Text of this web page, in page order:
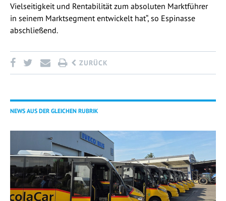
Vielseitigkeit und Rentabilität zum absoluten Marktführer
in seinem Marktsegment entwickelt hat“, so Espinasse
abschließend.
ZURÜCK
NEWS AUS DER GLEICHEN RUBRIK